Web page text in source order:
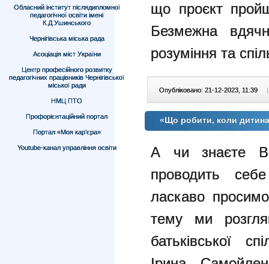
Обласний інститут післядипломної
педагогічної освіти імені
К.Д.Ушинського
Чернігівська міська рада
Асоціація міст України
Центр професійного розвитку
педагогічних працівників Чернігівської
міської ради
НМЦ ПТО
Профорієнтаційний портал
Портал «Моя кар’єра»
Youtube-канал управління освіти
що проєкт
Безмежна
розуміння та
Опубліковано: 21-12-2023, 11:39 |
«Що робити, коли
А чи знаєте
проводить
ласкаво
тему ми
батьківської